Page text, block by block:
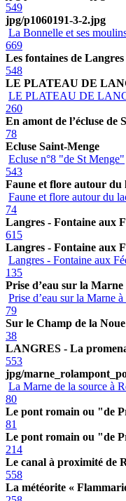
549
jpg/p1060191-3-2.jpg
La Bonnelle et ses
669
Les fontaines de Langres
548
LE PLATEAU DE
LE PLATEAU DE
260
En amont de l’écluse de
78
Ecluse Saint-Menge
Ecluse n°8 "de St Menge"
543
Faune et flore autour du
Faune et flore autour du
74
Langres - Fontaine aux
615
Langres - Fontaine aux
Langres - Fontaine aux
135
Prise d’eau sur la
Prise d’eau sur la Marne
79
Sur le Champ de la Noue
38
LANGRES - La
553
jpg/
La Marne de la source à
80
Le pont romain ou "de
81
Le pont romain ou "de
214
Le canal à proximité de
558
La météorite «